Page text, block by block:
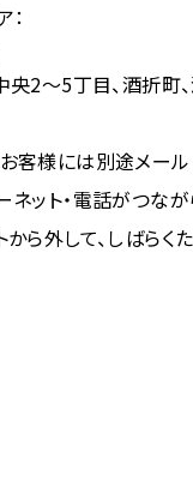
：
央2～5丁目、酒折
客様には別途メール
ネット・電話がつな
から外して、しばら